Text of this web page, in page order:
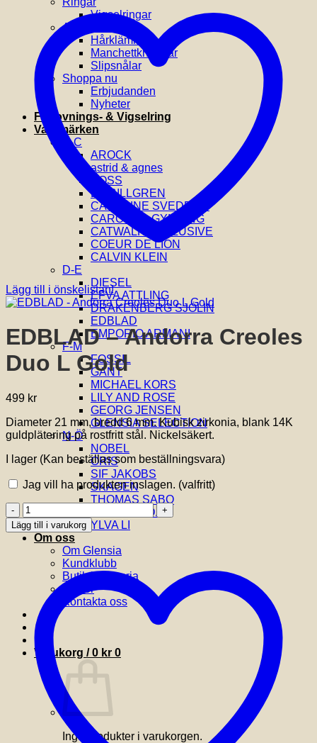
Vigselringar
Accessoarer
Hårklämmor
Manchettknappar
Slipsnålar
Shoppa nu
Erbjudanden
Nyheter
Förlovnings- & Vigselring
Varumärken
A-C
AROCK
astrid & agnes
BOSS
BY BILLGREN
CAROLINE SVEDBOM
CAROLINA GYNNING
CATWALK EXCLUSIVE
COEUR DE LION
CALVIN KLEIN
D-E
DIESEL
EFVA ATTLING
DRAKENBERG SJÖLIN
EDBLAD
EMPORIO ARMANI
F-M
FOSSIL
GANT
MICHAEL KORS
LILY AND ROSE
GEORG JENSEN
GLENSIA SELECTION
N-Ö
NOBEL
ORIS
SIF JAKOBS
SKAGEN
THOMAS SABO
VIDAL & VIDAL
YLVA LI
Om oss
Om Glensia
Kundklubb
Butik i Emporia
Villkor
Kontakta oss
Varukorg /0 kr 0
Inga produkter i varukorgen.
Lägg till i önskelistan!
EDBLAD – Andorra Creoles
Duo L Gold
499 kr
Diameter 21 mm, bredd 6 mm. Kubisk zirkonia, blank 14K
guldplätering på rostfritt stål. Nickelsäkert.
I lager (Kan beställas som beställningsvara)
Jag vill ha produkten inslagen. (valfritt)
EDBLAD
-
Andorra
Creoles
mängd
Lägg till i varukorg